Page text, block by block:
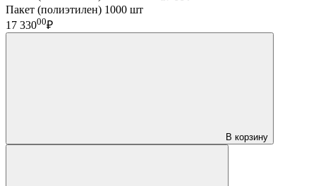
Пакет (полиэтилен) 1000 шт
17 33000₽
В корзину